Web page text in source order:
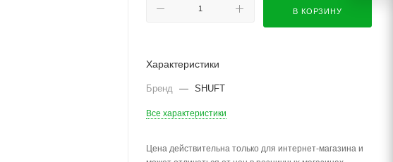
В КОРЗИНУ
Характеристики
Бренд — SHUFT
Все характеристики
Цена действительна только для интернет-магазина и